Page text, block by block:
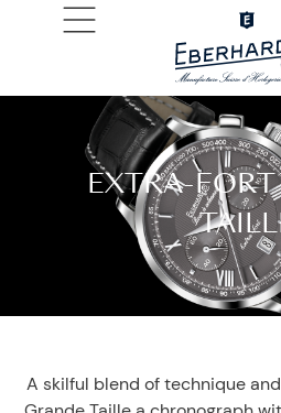
EXTRA-
A skilful blend of technique